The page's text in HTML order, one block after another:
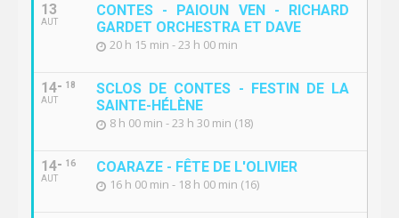
13
AUT
CONTES - PAIOUN VEN - RICHARD
GARDET ORCHESTRA ET DAVE
20 h 15 min - 23 h 00 min
14
AUT
18
SCLOS DE CONTES - FESTIN DE LA
SAINTE-HÉLÈNE
8 h 00 min - 23 h 30 min (18)
14
AUT
16 COARAZE - FÊTE DE L'OLIVIER
16 h 00 min - 18 h 00 min (16)